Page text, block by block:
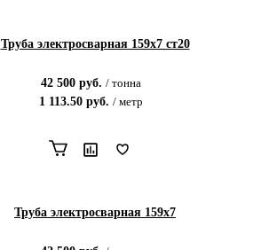
Труба электросварная 159х7 ст20
42 500руб. / тонна
1 113.50руб. / метр
Труба электросварная 159х7